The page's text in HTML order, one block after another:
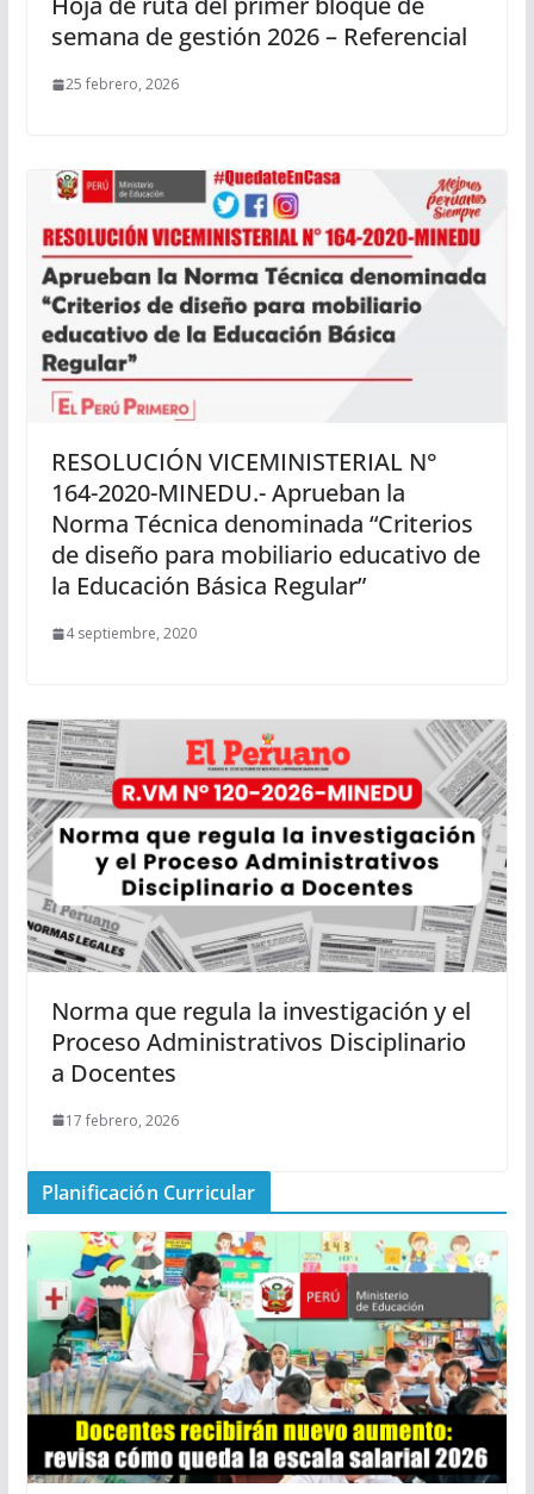
semana de gestión 2026 – Referencial
25 febrero, 2026
RESOLUCIÓN VICEMINISTERIAL N°
164-2020-MINEDU.- Aprueban la
Norma Técnica denominada “Criterios
de diseño para mobiliario educativo de
la Educación Básica Regular”
4 septiembre, 2020
Norma que regula la investigación y el
Proceso Administrativos Disciplinario
a Docentes
17 febrero, 2026
Planificación Curricular